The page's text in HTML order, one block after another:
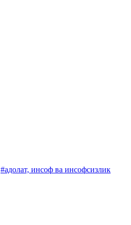
#адолат, инсоф ва инсофсизлик